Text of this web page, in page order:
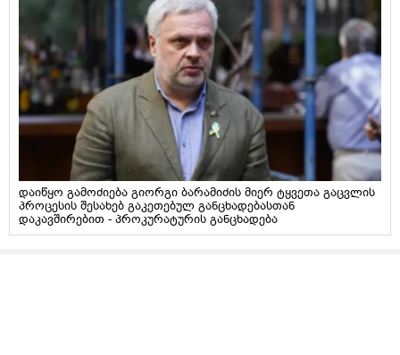
დაიწყო გამოძიება გიორგი ბარამიძის მიერ ტყვეთა გაცვლის
პროცესის შესახებ გაკეთებულ განცხადებასთან
დაკავშირებით - პროკურატურის განცხადება